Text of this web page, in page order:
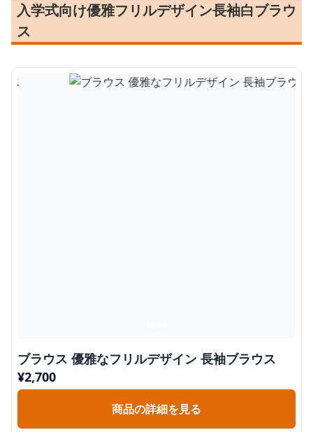
入学式向け優雅フリルデザイン長袖白ブラウ
ス
ブラウス 優雅なフリルデザイン 長袖ブラウス
¥2,700
商品の詳細を見る